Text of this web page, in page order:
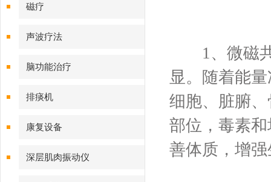
磁疗
声波疗法
脑功能治疗
排痰机
康复设备
深层肌肉振动仪
1、微磁共
显。随着能
细胞、脏腑
部位，毒素
善体质，增